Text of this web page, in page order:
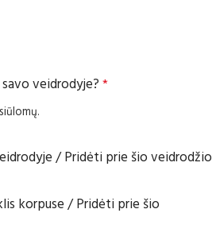
veidrodyje?*
/ Pridėti prie šio veidrodžio
korpuse / Pridėti prie šio